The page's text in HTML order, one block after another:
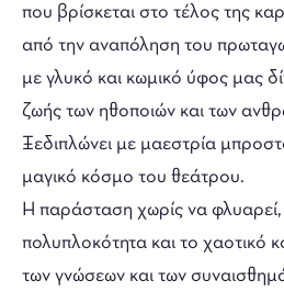
που βρίσκεται στο τέλος της
από την αναπόληση του
με γλυκό και κωμικό ύφος μας
ζωής των ηθοποιών και των
Ξεδιπλώνει με μαεστρία
μαγικό κόσμο του θεάτρου.
Η παράσταση χωρίς να φλυαρεί,
πολυπλοκότητα και το χαοτικό
των γνώσεων και των